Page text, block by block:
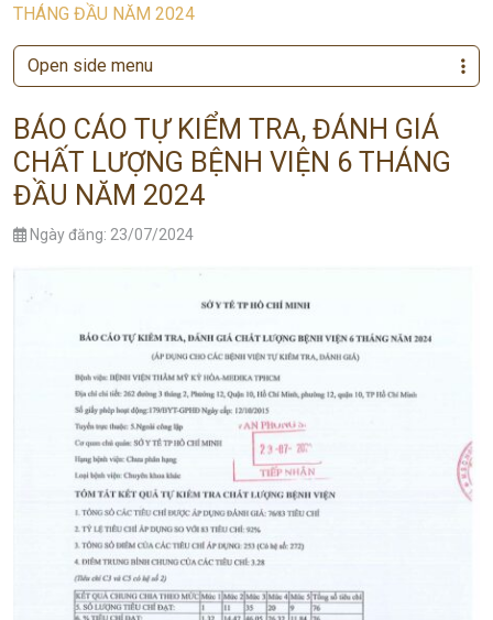
THÁNG ĐẦU NĂM 2024
BÁO CÁO TỰ KIỂM TRA, ĐÁNH GIÁ
CHẤT LƯỢNG BỆNH VIỆN 6 THÁNG
ĐẦU NĂM 2024
Ngày đăng: 23/07/2024
Open side menu